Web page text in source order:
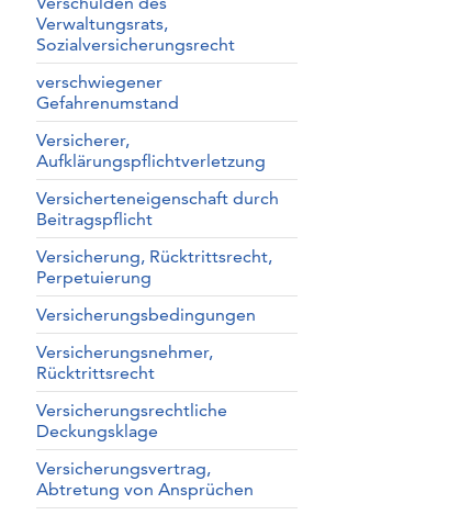
Verwaltungsrats,
Sozialversicherungsrecht
verschwiegener
Gefahrenumstand
Versicherer,
Aufklärungspflichtverletzung
Versicherteneigenschaft durch
Beitragspflicht
Versicherung, Rücktrittsrecht,
Perpetuierung
Versicherungsbedingungen
Versicherungsnehmer,
Rücktrittsrecht
Versicherungsrechtliche
Deckungsklage
Versicherungsvertrag,
Abtretung von Ansprüchen